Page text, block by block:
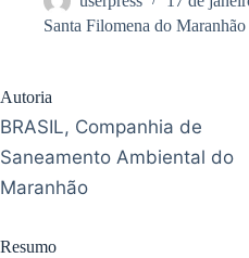
Santa Filomena do Maranhão
Autoria
BRASIL, Companhia de
Saneamento Ambiental do
Maranhão
Resumo